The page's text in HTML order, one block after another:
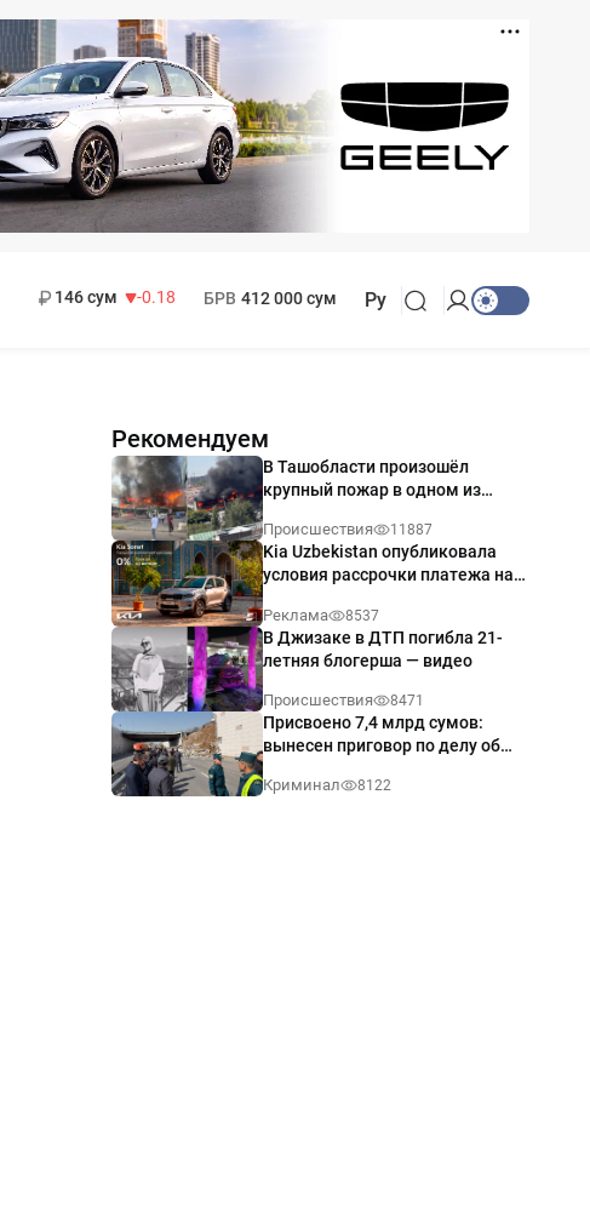
146 сум
-0.18
БРВ 412 000 сум Ру
Рекомендуем
В Ташобласти произошёл
крупный пожар в одном из
Происшествия 11887
Kia Uzbekistan опубликовала
условия рассрочки платежа на
годовых
Реклама 8537
В Джизаке в ДТП погибла 21-
летняя блогерша — видео
Происшествия 8471
Присвоено 7,4 млрд сумов:
вынесен приговор по делу об
Ташкенте
Криминал 8122